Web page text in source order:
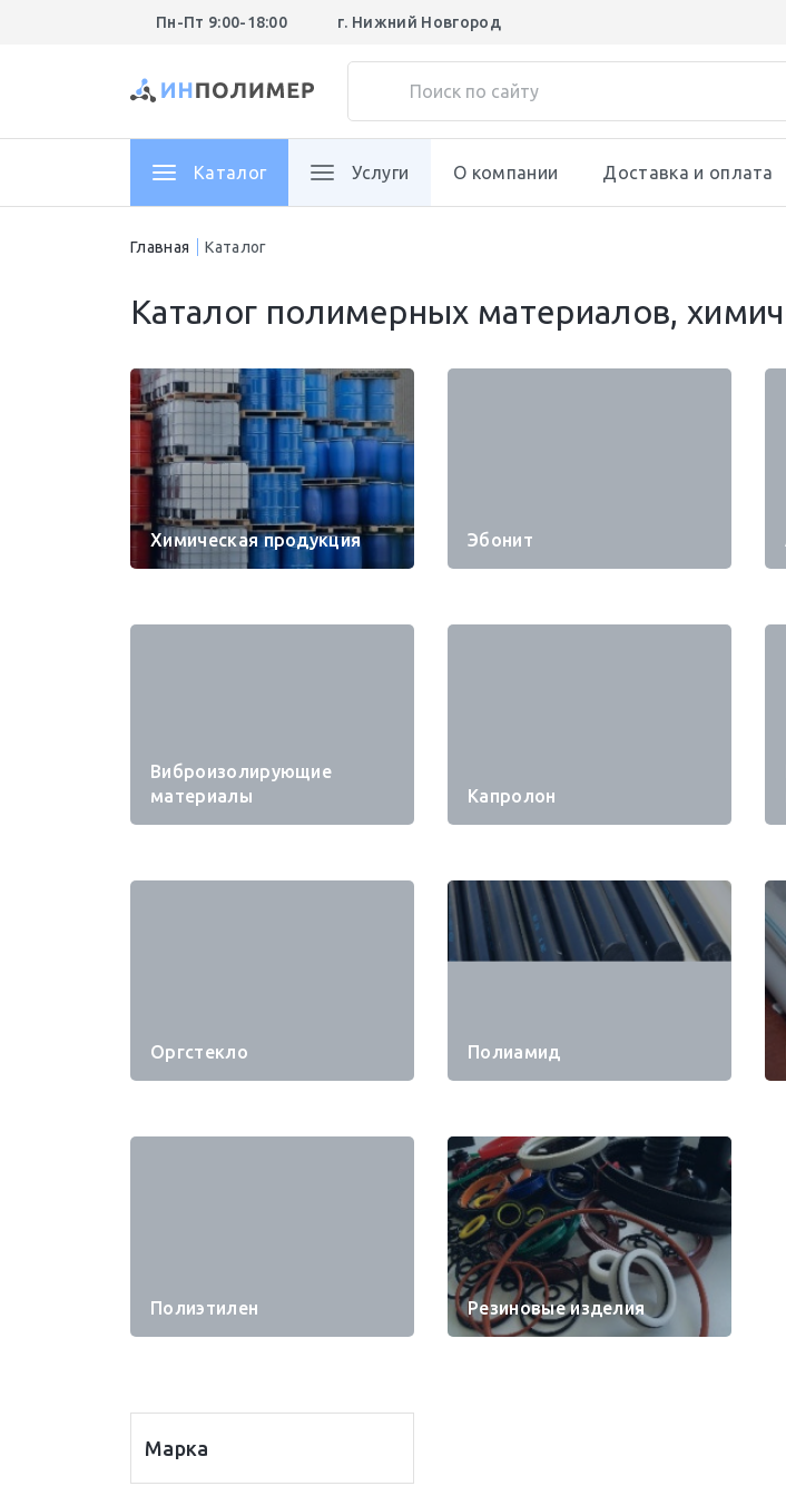
Пн-Пт 9:00-18:00 г. Нижний Новгород
Каталог Услуги О компании Доставка и оплата
Главная Каталог
Каталог полимерных материалов,
Химическая продукция Эбонит
Виброизолирующие
материалы
Капролон
Оргстекло Полиамид
Полиэтилен Резиновые изделия
Марка